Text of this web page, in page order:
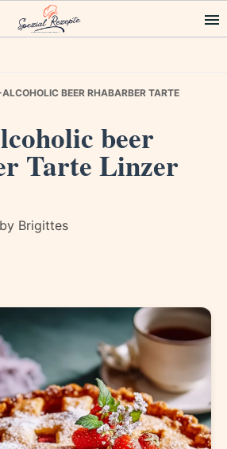
BEER RHABARBER TARTE
beer
Tarte Linzer
by Brigittes